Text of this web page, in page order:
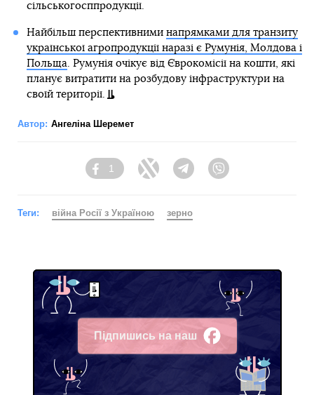
сільськогосппродукції.
Найбільш перспективними напрямками для транзиту
української агропродукції наразі є Румунія, Молдова і
Польща. Румунія очікує від Єврокомісії на кошти, які
планує витратити на розбудову інфраструктури на
своїй території.
Автор: Ангеліна Шеремет
Facebook
1
Twitter Telegram
Теги: війна Росії з Україною зерно
Підпишись на наш
Facebook